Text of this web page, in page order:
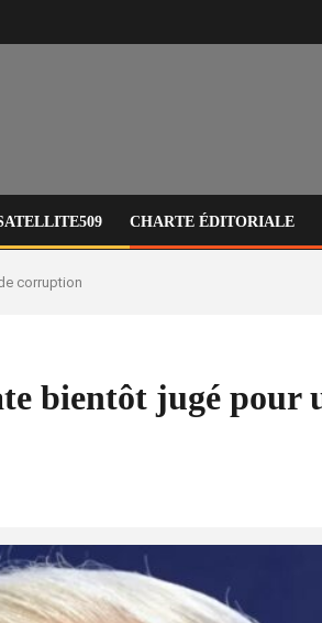
CHARTE ÉDITORIALE
corruption
bientôt jugé pour